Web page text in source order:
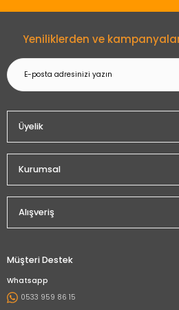
Yeniliklerden ve
Üyelik
Kurumsal
Alışveriş
Müşteri Destek
Whatsapp
0533 959 86 15